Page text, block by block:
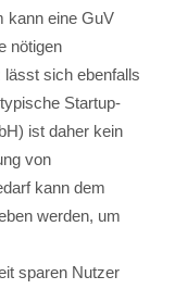
kann eine GuV
nötigen
lässt sich ebenfalls
Startup-
ist daher kein
von
kann dem
werden, um
sparen Nutzer